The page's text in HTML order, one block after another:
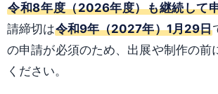
令和8年度（2026年度）も継続して
請締切は令和9年（2027年）1月29日
の申請が必須のため、出展や制作の前
ください。